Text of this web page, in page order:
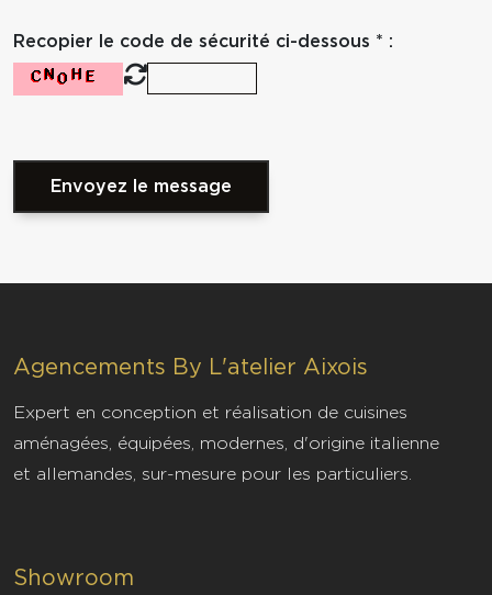
Recopier le code de sécurité ci-dessous * :
Envoyez le message
Vous souhaitez plus d'informations
sur Agencements By L'atelier
Aixois
Optez pour l'elegance avec notre menuiserie haut de
Agencements By L'atelier Aixois
Expert en conception et réalisation de cuisines
aménagées, équipées, modernes, d'origine italienne
et allemandes, sur-mesure pour les particuliers.
Showroom